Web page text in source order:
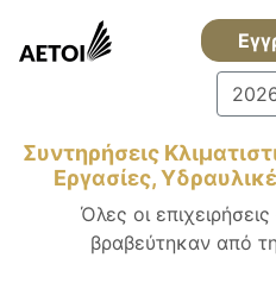
Συντηρήσεις
Εργασίες,
Όλες οι
βραβεύτηκαν από